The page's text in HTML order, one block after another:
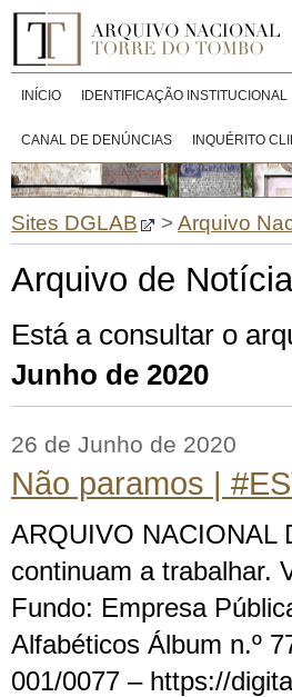
INÍCIO IDENTIFICAÇÃO INSTITUCIONAL
CANAL DE DENÚNCIAS INQUÉRITO
Sites DGLAB >Arquivo
Arquivo de
Está a consultar o
Junho de 2020
26 de Junho de 2020
Não paramos |
ARQUIVO NACIONAL
continuam a trabalhar.
Fundo: Empresa
Alfabéticos Álbum n.º
001/0077 – https://